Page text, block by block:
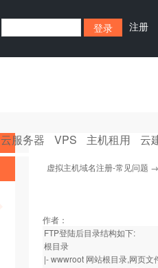
注册
云服务器 VPS 主机租用 云
虚拟主机域名注册-常见问题
作者：
FTP登陆后目录结构如下:
根目录
|- wwwroot 网站根目录,网页文